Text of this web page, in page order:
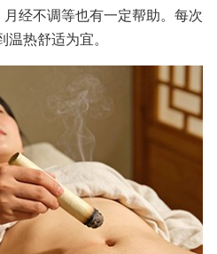
经不调等也有一定帮助。每次
温热舒适为宜。